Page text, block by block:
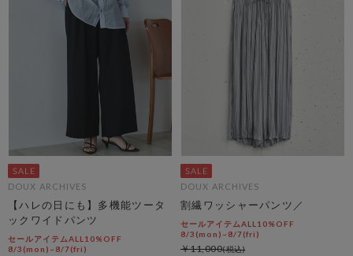
DOUX ARCHIVES
【ハレの日にも】多機能ツータ
ックワイドパンツ
セールアイテムALL10%OFF
8/3(mon)~8/7(fri)
DOUX ARCHIVES
割繊ワッシャーパンツ／
セールアイテムALL10%OFF
8/3(mon)~8/7(fri)
￥11,000